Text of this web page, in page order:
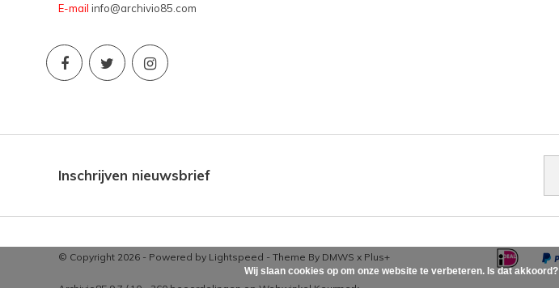
E-mail info@archivio85.com
Inschrijven nieuwsbrief
© Copyright 2026 - Powered by Lightspeed - Theme By DMWS x Plus+
Wij slaan cookies op om onze website te verbeteren. Is dat akkoord?